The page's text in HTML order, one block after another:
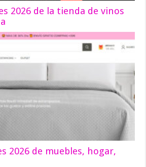
2026 de la tienda de vinos
2026 de muebles, hogar,